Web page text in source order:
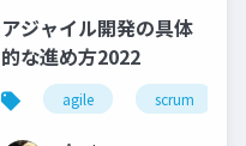
disciplined-agile
アジャイル開発の具体
的な進め方2022
agile scrum